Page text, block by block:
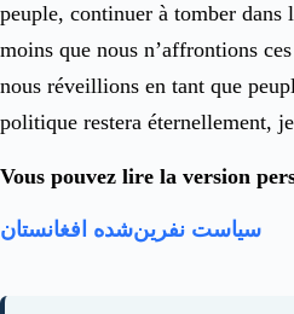
peuple, continuer à tomber
moins que nous n’affrontions
nous réveillions en tant que
politique restera éternellement,
Vous pouvez lire la version
سیاست نفرین‌شده افغانستان